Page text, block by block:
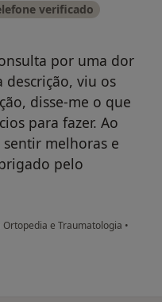
verificado
por uma dor
viu os
disse-me o que
para fazer. Ao
melhoras e
pelo
e Traumatologia •